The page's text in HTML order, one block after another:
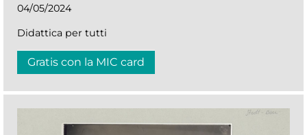
04/05/2024
Didattica per tutti
Gratis con la MIC card